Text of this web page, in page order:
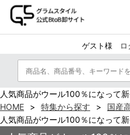
ゲスト様 ロ
人気商品がウール100％になって
HOME
特集から探す
国産
人気商品がウール100％になって